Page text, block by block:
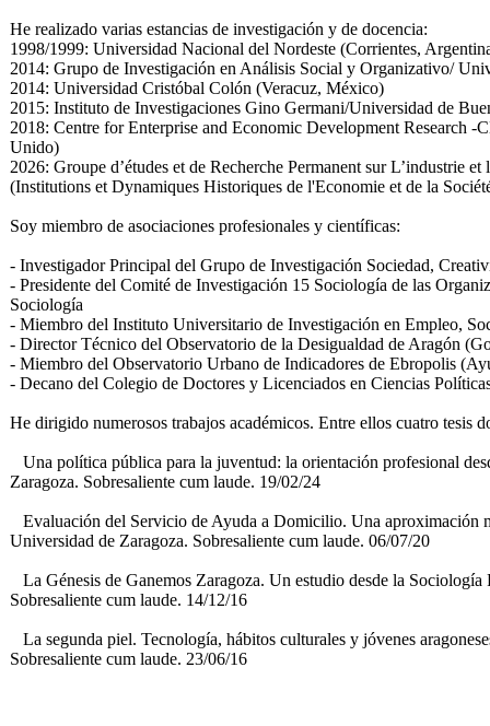
He realizado varias estancias de investigación y de docencia:
1998/1999: Universidad Nacional del Nordeste (Corrientes,
2014: Grupo de Investigación en Análisis Social y Organizativo/
2014: Universidad Cristóbal Colón (Veracuz, México)
2015: Instituto de Investigaciones Gino Germani/Universidad de
2018: Centre for Enterprise and Economic Development Research
Unido)
2026: Groupe d’études et de Recherche Permanent sur L’industrie
(Institutions et Dynamiques Historiques de l'Economie et de la
Soy miembro de asociaciones profesionales y científicas:
- Investigador Principal del Grupo de Investigación Sociedad,
- Presidente del Comité de Investigación 15 Sociología de las
Sociología
- Miembro del Instituto Universitario de Investigación en Empleo,
- Director Técnico del Observatorio de la Desigualdad de Aragón
- Miembro del Observatorio Urbano de Indicadores de Ebropolis
- Decano del Colegio de Doctores y Licenciados en Ciencias
He dirigido numerosos trabajos académicos. Entre ellos cuatro tesis
Una política pública para la juventud: la orientación profesional
Zaragoza. Sobresaliente cum laude. 19/02/24
Evaluación del Servicio de Ayuda a Domicilio. Una aproximación
Universidad de Zaragoza. Sobresaliente cum laude. 06/07/20
La Génesis de Ganemos Zaragoza. Un estudio desde la
Sobresaliente cum laude. 14/12/16
La segunda piel. Tecnología, hábitos culturales y jóvenes
Sobresaliente cum laude. 23/06/16